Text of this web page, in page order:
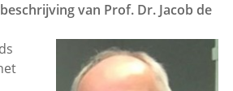
van Prof. Dr. Jacob de